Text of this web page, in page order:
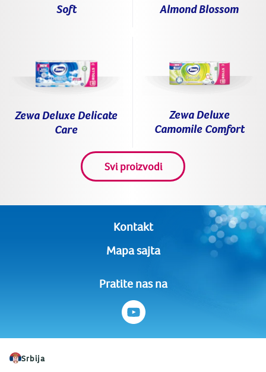
Soft
Almond Blossom
Zewa Deluxe Delicate
Care
Zewa Deluxe
Camomile Comfort
Svi proizvodi
Kontakt
Mapa sajta
Pratite nas na
Srbija